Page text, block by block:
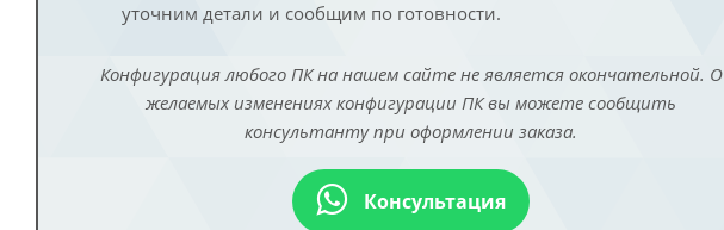
уточним детали и сообщим по готовности.
Конфигурация любого ПК на нашем сайте не является окончательной. О
желаемых изменениях конфигурации ПК вы можете сообщить
консультанту при оформлении заказа.
Консультация